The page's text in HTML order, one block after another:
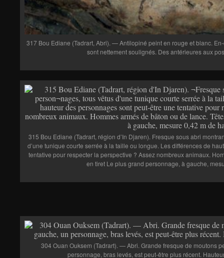
317 Bou Ediane (Tadrart, Abri). — Antilopiné peint en rouge et blanc.
sont nettement soulignés. Des antérieures aux
315 Bou Ediane (Tadrart, région d’In Djaren). Fresque sous abri
d’une tunique courte serrée à la taille ou longue. Les différences de
tentative pour respecter la perspective ? Assez nombreux animaux.
en tiret Le plus grand personnage, à gauche,
304 Ouan Ouksem (Tadrart). — Abri. Grande fresque de moutons
personnage, bras levés, est peut-être plus récent.